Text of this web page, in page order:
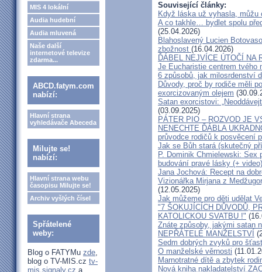
MIS 4 lokální
Audia hudební
Audia mluvená
Naše další
internetové televize
zdarma...
ABCD.fatym.com
nabízí:
Hlavní strana
vyhledávače Abeceda
Milujte se!
nabízí:
Hlavní strana webu
časopisu Milujte se!
Archiv vyšlých čísel
Spřátelené
weby:
Blog o FATYMu zde,
blog o TV-MIS.cz tv-
mis.signaly.cz a
Související články:
Když láska už vyhasla, můžu
A co takhle… bydlet spolu
(25.04.2026)
Blahoslavený Lucien
zbožnost (16.04.2026)
ĎÁBEL NEJVÍCE ÚTOČÍ NA
Je Eucharistie centrem tvého
6 způsobů, jak milosrdenství
Důvody, proč by rodiče měli
exorcizovaným olejem
Satan exorcistovi:
(03.09.2025)
PÁTER PIO – ROZVOD JE
NENECHTE ĎÁBLA
průvodce rodičů k posvěcení
Jak se Bůh stará (skutečný
P. Dominik Chmielewski:
budování pravé lásky (+ video)
Jana Jochová: Recept na
Vizionářka Mirjana z
(12.05.2025)
Jak můžeme pro děti udělat
"7 ŠOKUJÍCÍCH DŮVODŮ,
KATOLICKOU SVATBU !"
Znáte způsoby, jakými satan
NEPŘÁTELÉ MANŽELSTVÍ
Sedm dobrých zvyků pro
O manželské věrnosti
Marnotratné dítě a zbytek
Nová kniha nakladatelství